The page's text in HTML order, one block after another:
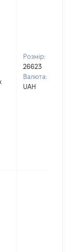
Розмір:
26623
Валюта:
UAH